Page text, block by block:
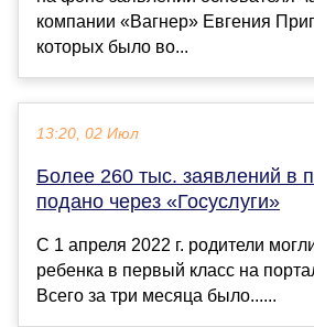
компании «Вагнер» Евгения
которых было во...
13:20, 02 Июл
Более 260 тыс. заявлений в
подано через «Госуслуги»
С 1 апреля 2022 г. родители
ребенка в первый класс на
Всего за три месяца было......